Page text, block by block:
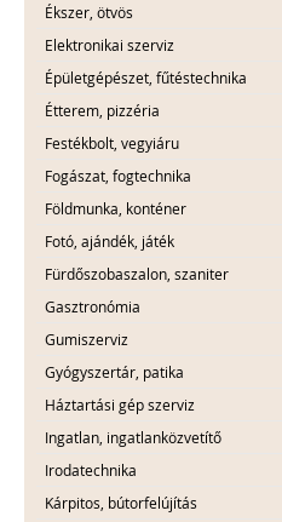
Ékszer, ötvös
Elektronikai szerviz
Épületgépészet, fűtéstechnika
Étterem, pizzéria
Festékbolt, vegyiáru
Fogászat, fogtechnika
Földmunka, konténer
Fotó, ajándék, játék
Fürdőszobaszalon, szaniter
Gasztronómia
Gumiszerviz
Gyógyszertár, patika
Háztartási gép szerviz
Ingatlan, ingatlanközvetítő
Irodatechnika
Kárpitos, bútorfelújítás